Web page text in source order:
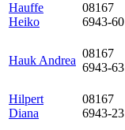
Hauffe
Heiko
08167
6943-60
Hauk Andrea
08167
6943-63
Hilpert
Diana
08167
6943-23